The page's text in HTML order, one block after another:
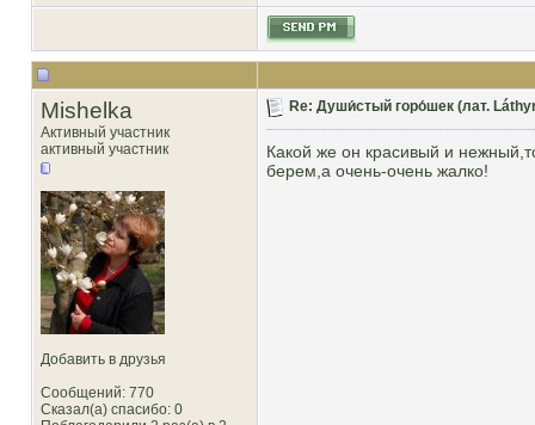
Mishelka
Активный участник
активный участник
Добавить в друзья
Сообщений: 770
Сказал(а) спасибо: 0
Re: Души́стый горо́шек (лат.
Какой же он красивый и
берем,а очень-очень жалко!